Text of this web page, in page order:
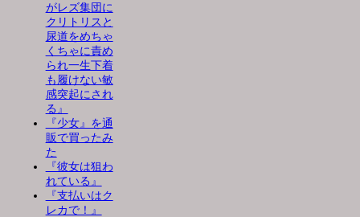
がレズ集団に
クリトリスと
尿道をめちゃ
くちゃに責め
られ一生下着
も履けない敏
感突起にされ
る』
『少女』を通
販で買ったみ
た
『彼女は狙わ
れている』
『支払いはク
レカで！』